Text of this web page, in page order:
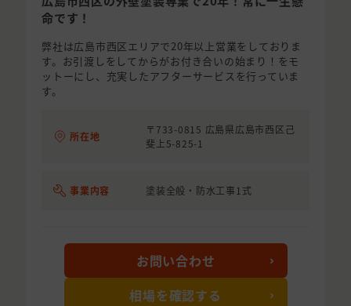
命です！
弊社は広島市西区エリアで20年以上営業をしておりま
す。お引渡しをしてからがお付き合いの始まり！をモ
ットーにし、充実したアフターサービスを行っていま
す。
所在地
〒733-0815 広島県広島市西区己
斐上5-825-1
事業内容 塗装全般・防水工事1式
お問い合わせ
相場を確認する